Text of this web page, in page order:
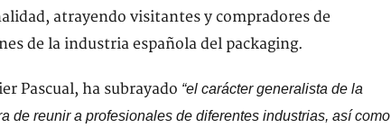
atrayendo visitantes y compradores de
de la industria española del packaging.
Pascual, ha subrayado “el carácter generalista de la
de reunir a profesionales de diferentes industrias, así como